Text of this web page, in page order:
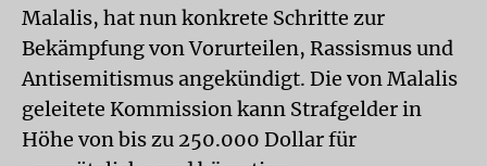
Malalis, hat nun konkrete Schritte zur
Bekämpfung von Vorurteilen, Rassismus und
Antisemitismus angekündigt. Die von Malalis
geleitete Kommission kann Strafgelder in
Höhe von bis zu 250.000 Dollar für